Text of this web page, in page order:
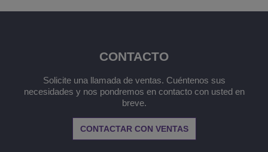
CONTACTO
Solicite una llamada de ventas. Cuéntenos sus
necesidades y nos pondremos en contacto con usted en
breve.
CONTACTAR CON VENTAS